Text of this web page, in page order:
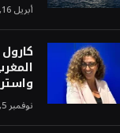
أبريل 16, 2026
نوفمبر 5, 2025